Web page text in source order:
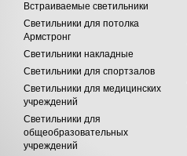
Встраиваемые светильники
Светильники для потолка
Армстронг
Светильники накладные
Светильники для спортзалов
Светильники для медицинских
учреждений
Светильники для
общеобразовательных
учреждений